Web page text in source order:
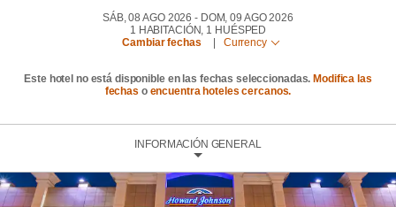
SÁB, 08 AGO 2026
DOM, 09 AGO 2026
1 HABITACIÓN, 1 HUÉSPED
Cambiar fechas
Currency
Este hotel no está disponible en las fechas seleccionadas. Modifica las
fechas o encuentra hoteles cercanos.
INFORMACIÓN GENERAL